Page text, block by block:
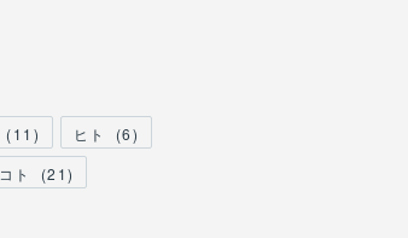
(11 ) ヒト (6)
コト (21)